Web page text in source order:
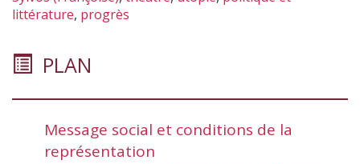
littérature, progrès
PLAN
Message social et conditions de la
représentation